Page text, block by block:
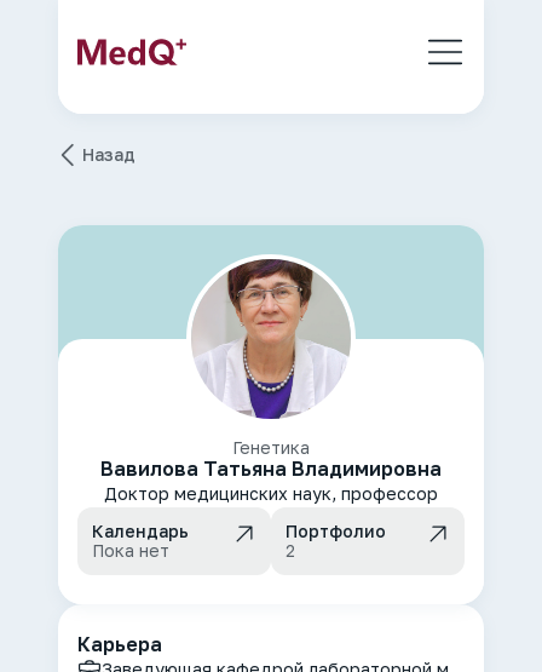
Назад
Генетика
Вавилова Татьяна Владимировна
Доктор медицинских наук, профессор
Календарь
Пока нет
Портфолио
2
Карьера